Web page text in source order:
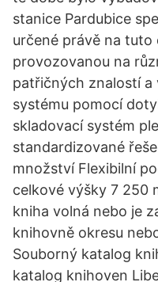
stanice Pardubice
určené právě na
provozovanou na
patřičných znalostí
systému pomocí
skladovací systém
standardizované
množství Flexibilní
celkové výšky 7 250
kniha volná nebo je
knihovně okresu
Souborný katalog
katalog knihoven